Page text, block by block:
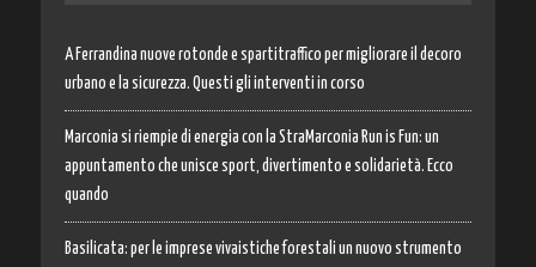
A Ferrandina nuove rotonde e spartitraffico per migliorare il decoro
urbano e la sicurezza. Questi gli interventi in corso
Marconia si riempie di energia con la StraMarconia Run is Fun: un
appuntamento che unisce sport, divertimento e solidarietà. Ecco
quando
Basilicata: per le imprese vivaistiche forestali un nuovo strumento